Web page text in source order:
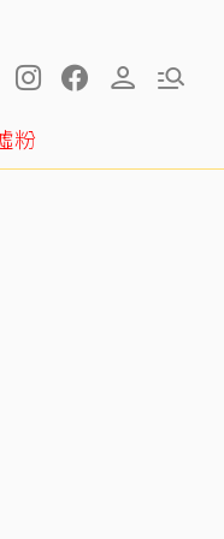
粉